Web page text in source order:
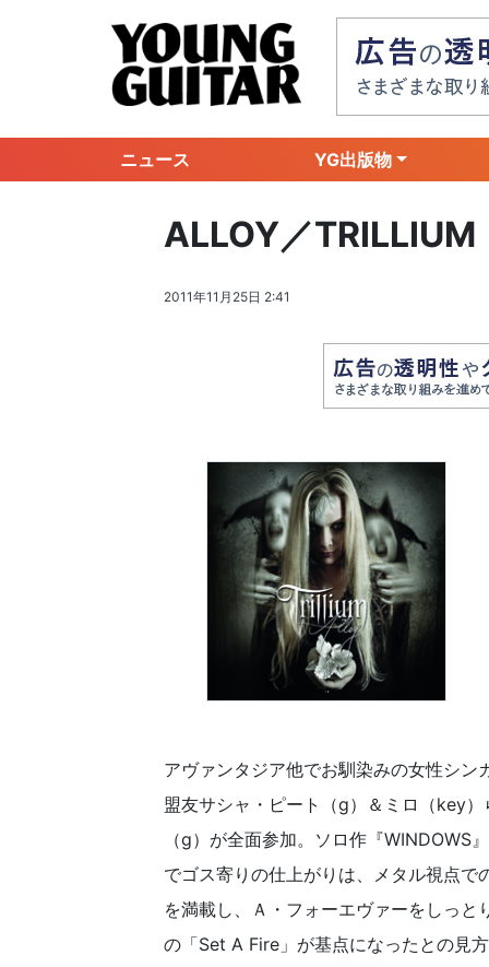
ニュース YG出版物
ALLOY／TRILLIUM
2011年11月25日 2:41
アヴァンタジア他でお馴染みの女性シ
盟友サシャ・ピート（g）＆ミロ（key
（g）が全面参加。ソロ作『WINDOWS
でゴス寄りの仕上がりは、メタル視点
を満載し、Ａ・フォーエヴァーをしっ
の「Set A Fire」が基点になったとの見